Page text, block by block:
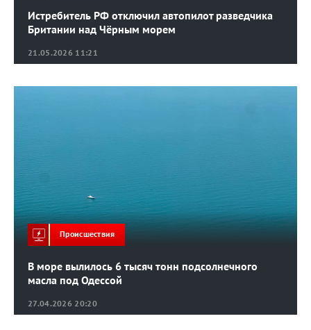
21.05.2026 11:21
Истребитель РФ отключил автопилот разведчика
Британии над Чёрным морем
27.04.2026 20:20
В море вылилось 6 тысяч тонн подсолнечного
масла под Одессой
Происшествия